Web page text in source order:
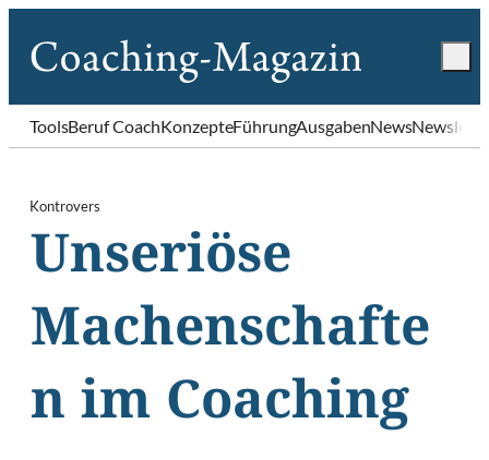
ToolsBeruf CoachKonzepteFührungAusgabenNews
Kontrovers
Unseriöse
Machenschafte
n im Coaching